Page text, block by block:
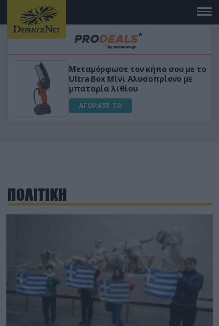
«Μαγική» φόρμουλα τριβόλι + VIP
για αύξηση της λίμπιντο
ΑΓΟΡΑΣΕ ΤΟ
ΠΟΛΙΤΙΚΗ